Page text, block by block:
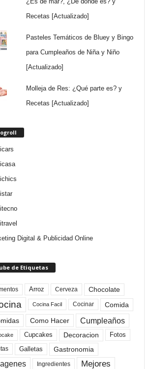
Recetas [Actualizado]
Pasteles Temáticos de Bluey y Bingo
para Cumpleaños de Niña y Niño
[Actualizado]
Molleja de Res: ¿Qué parte es? y
Recetas [Actualizado]
Digital & Publicidad Online
de Etiquetas
Arroz Cerveza Chocolate
Cocina Facil Cocinar
Comida
Como Hacer Cumpleaños
Cupcakes Decoracion Fotos
Galletas Gastronomia
Ingredientes Mejores